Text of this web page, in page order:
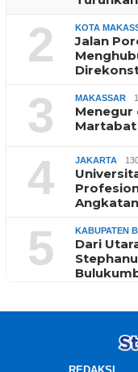
2 KOTA
Jalan
3 MAKASSAR
Menegur
4 JAKARTA
5 KABUPATEN
Dari